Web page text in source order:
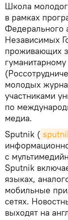
Школа
в рамках
Федерального
Независимых
проживающих
молодых
участниками
по
медиа.
Sputnik (
с
Sputnik
языках,
мобильные
сетях.
выходят на